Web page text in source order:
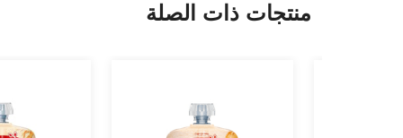
منتجات ذات الصلة